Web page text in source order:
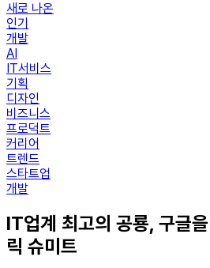
새로 나온
인기
개발
AI
IT서비스
기획
디자인
비즈니스
프로덕트
커리어
트렌드
스타트업
개발
IT업계 최고의 공룡, 구글
릭 슈미트